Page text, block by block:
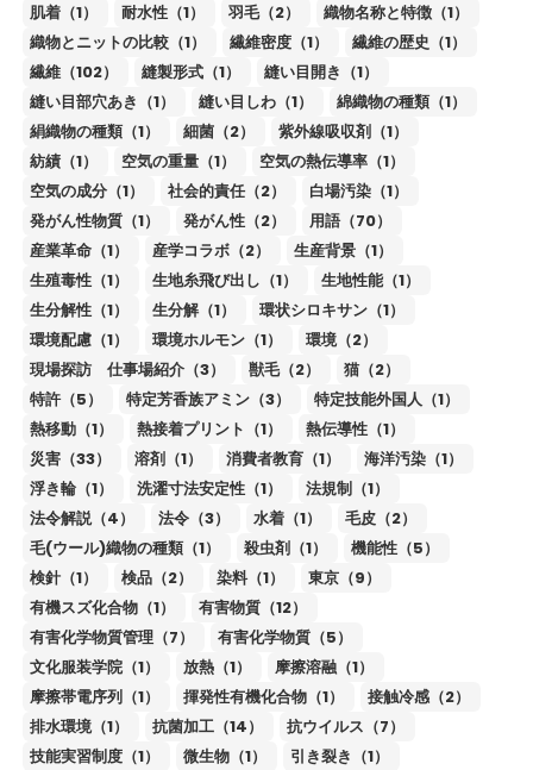
肌着（1）
耐水性（1） 羽毛（2）
織物名称と特徴（1）
織物とニットの比較（1）
繊維密度（1）
繊維の歴史（1）
繊維（102）
縫製形式（1）
縫い目開き（1）
縫い目部穴あき（1）
縫い目しわ（1）
綿織物の種類（1）
絹織物の種類（1）
細菌（2）
紫外線吸収剤（1）
紡績（1）
空気の重量（1）
空気の熱伝導率（1）
空気の成分（1）
社会的責任（2）
白場汚染（1）
発がん性物質（1）
発がん性（2）
用語（70）
産業革命（1）
産学コラボ（2）
生産背景（1）
生殖毒性（1）
生地糸飛び出し（1）
生地性能（1）
生分解性（1）
生分解（1）
環状シロキサン（1）
環境配慮（1）
環境ホルモン（1）
環境（2）
現場探訪 仕事場紹介（3）
獣毛（2）
猫（2）
特許（5）
特定芳香族アミン（3）
特定技能外国人（1）
熱移動（1）
熱接着プリント（1）
熱伝導性（1）
災害（33）
溶剤（1） 消費者教育（1）
海洋汚染（1）
浮き輪（1）
洗濯寸法安定性（1）
法規制（1）
法令解説（4）
法令（3） 水着（1）
毛皮（2）
毛(ウール)織物の種類（1）
殺虫剤（1）
機能性（5）
検針（1）
検品（2） 染料（1）
東京（9）
有機スズ化合物（1）
有害物質（12）
有害化学物質管理（7）
有害化学物質（5）
文化服装学院（1）
放熱（1）
摩擦溶融（1）
摩擦帯電序列（1）
揮発性有機化合物（1）
接触冷感（2）
排水環境（1）
抗菌加工（14）
抗ウイルス（7）
技能実習制度（1）
微生物（1） 引き裂き（1）